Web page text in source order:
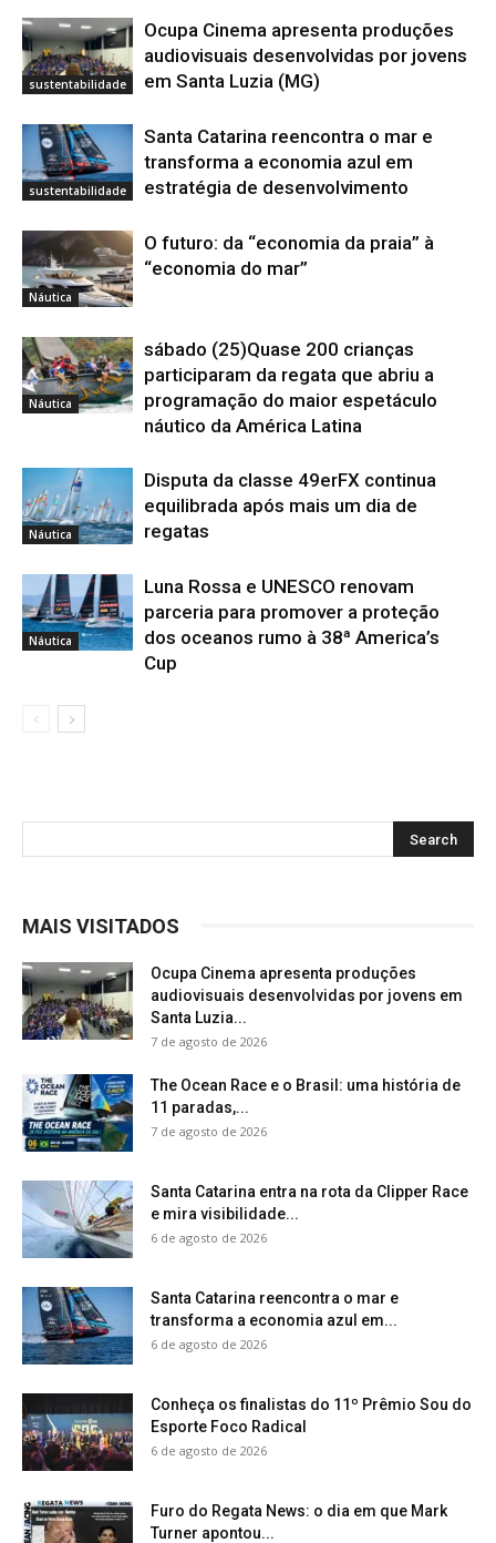
sustentabilidade
Ocupa Cinema apresenta produções
audiovisuais desenvolvidas por jovens
em Santa Luzia (MG)
sustentabilidade
Santa Catarina reencontra o mar e
transforma a economia azul em
estratégia de desenvolvimento
Náutica
O futuro: da “economia da praia” à
“economia do mar”
Náutica
sábado (25)Quase 200 crianças
participaram da regata que abriu a
programação do maior espetáculo
náutico da América Latina
Náutica
Disputa da classe 49erFX continua
equilibrada após mais um dia de
regatas
Náutica
Luna Rossa e UNESCO renovam
parceria para promover a proteção
dos oceanos rumo à 38ª America’s
Cup
MAIS VISITADOS
Ocupa Cinema apresenta produções
audiovisuais desenvolvidas por jovens em
Santa Luzia...
7 de agosto de 2026
The Ocean Race e o Brasil: uma história de
11 paradas,...
7 de agosto de 2026
Santa Catarina entra na rota da Clipper Race
e mira visibilidade...
6 de agosto de 2026
Santa Catarina reencontra o mar e
transforma a economia azul em...
6 de agosto de 2026
Conheça os finalistas do 11º Prêmio Sou do
Esporte Foco Radical
6 de agosto de 2026
Furo do Regata News: o dia em que Mark
Turner apontou...